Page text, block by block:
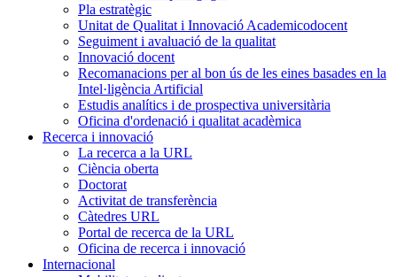
Pla estratègic
Unitat de Qualitat i Innovació Academicodocent
Seguiment i avaluació de la qualitat
Innovació docent
Recomanacions per al bon ús de les eines basades en la
Intel·ligència Artificial
Estudis analítics i de prospectiva universitària
Oficina d'ordenació i qualitat acadèmica
Recerca i innovació
La recerca a la URL
Ciència oberta
Doctorat
Activitat de transferència
Càtedres URL
Portal de recerca de la URL
Oficina de recerca i innovació
Internacional